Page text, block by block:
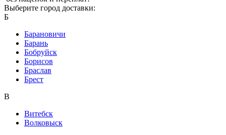
Выберите город доставки:
Б
Барановичи
Барань
Бобруйск
Борисов
Браслав
Брест
В
Витебск
Волковыск